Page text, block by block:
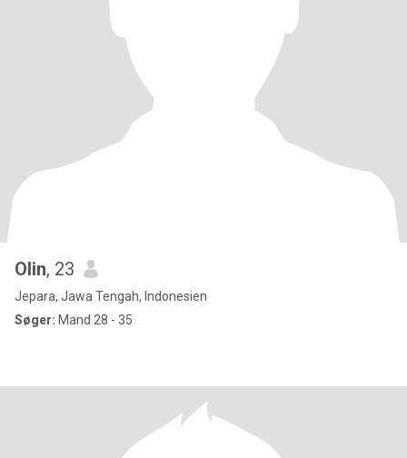
Olin, 23
Jepara, Jawa Tengah, Indonesien
Søger: Mand 28 - 35